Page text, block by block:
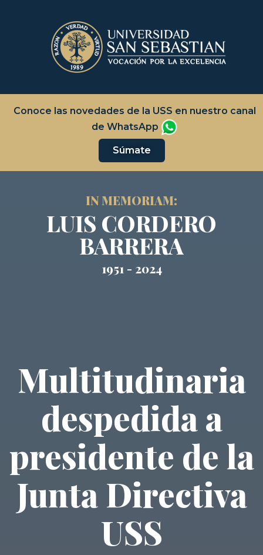
Conoce las novedades de la USS en nuestro canal
de WhatsApp
Súmate
IN MEMORIAM:
LUIS CORDERO
BARRERA
1951 - 2024
Multitudinaria
despedida a
presidente de la
Junta Directiva
USS